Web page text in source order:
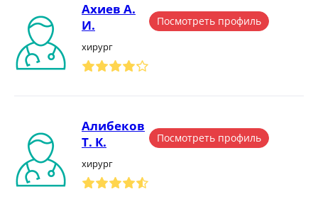
Ахиев А.
И.
хирург
Посмотреть профиль
Алибеков
Т. К.
хирург
Посмотреть профиль